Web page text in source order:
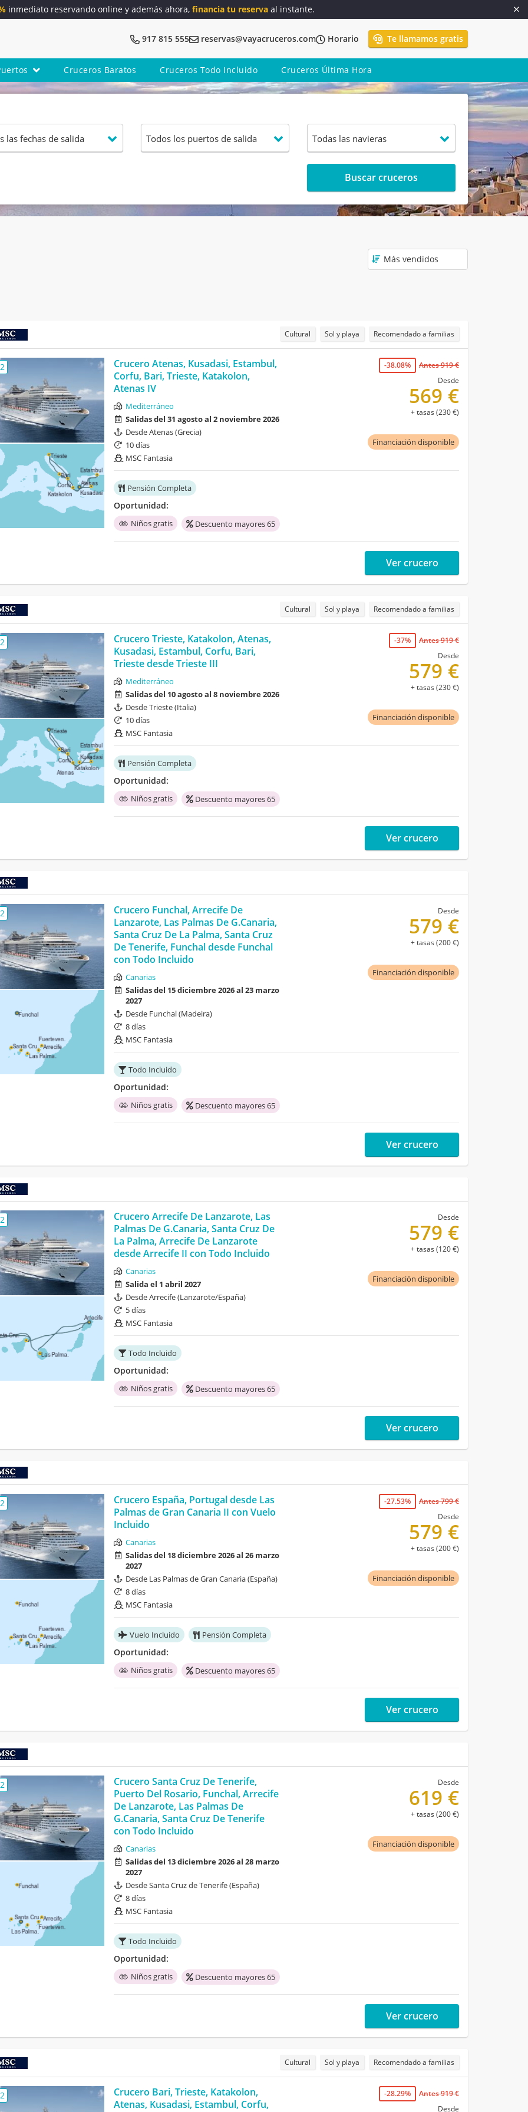
inmediato reservando online y además ahora, financia tu reserva al instante.
917 815 555 reservas@vayacruceros.com Horario Te llamamos gratis
Cruceros Baratos Cruceros Todo Incluido Cruceros Última Hora
Buscar cruceros
Cultural Sol y playa Recomendado a familias
Crucero Atenas, Kusadasi, Estambul,
Corfu, Bari, Trieste, Katakolon,
Atenas IV
Mediterráneo
Salidas del 31 agosto al 2 noviembre 2026
Desde Atenas (Grecia)
10 días
MSC Fantasia
Pensión Completa
Oportunidad:
Niños gratis Descuento mayores 65
Financiación disponible
-38.08%
Antes 919 €
Desde
569 €
+ tasas (230 €)
Ver crucero
Cultural Sol y playa Recomendado a familias
Crucero Trieste, Katakolon, Atenas,
Kusadasi, Estambul, Corfu, Bari,
Trieste desde Trieste III
Mediterráneo
Salidas del 10 agosto al 8 noviembre 2026
Desde Trieste (Italia)
10 días
MSC Fantasia
Pensión Completa
Oportunidad:
Niños gratis Descuento mayores 65
Financiación disponible
-37%
Antes 919 €
Desde
579 €
+ tasas (230 €)
Ver crucero
Crucero Funchal, Arrecife De
Lanzarote, Las Palmas De G.Canaria,
Santa Cruz De La Palma, Santa Cruz
De Tenerife, Funchal desde Funchal
con Todo Incluido
Canarias
Salidas del 15 diciembre 2026 al 23 marzo
2027
Desde Funchal (Madeira)
8 días
MSC Fantasia
Todo Incluido
Oportunidad:
Niños gratis Descuento mayores 65
Financiación disponible
Desde
579 €
+ tasas (200 €)
Ver crucero
Crucero Arrecife De Lanzarote, Las
Palmas De G.Canaria, Santa Cruz De
La Palma, Arrecife De Lanzarote
desde Arrecife II con Todo Incluido
Canarias
Salida el 1 abril 2027
Desde Arrecife (Lanzarote/España)
5 días
MSC Fantasia
Todo Incluido
Oportunidad:
Niños gratis Descuento mayores 65
Financiación disponible
Desde
579 €
+ tasas (120 €)
Ver crucero
Crucero España, Portugal desde Las
Palmas de Gran Canaria II con Vuelo
Incluido
Canarias
Salidas del 18 diciembre 2026 al 26 marzo
2027
Desde Las Palmas de Gran Canaria (España)
8 días
MSC Fantasia
Vuelo Incluido Pensión Completa
Oportunidad:
Niños gratis Descuento mayores 65
Financiación disponible
-27.53%
Antes 799 €
Desde
579 €
+ tasas (200 €)
Ver crucero
Crucero Santa Cruz De Tenerife,
Puerto Del Rosario, Funchal, Arrecife
De Lanzarote, Las Palmas De
G.Canaria, Santa Cruz De Tenerife
con Todo Incluido
Canarias
Salidas del 13 diciembre 2026 al 28 marzo
2027
Desde Santa Cruz de Tenerife (España)
8 días
MSC Fantasia
Todo Incluido
Oportunidad:
Niños gratis Descuento mayores 65
Financiación disponible
Desde
619 €
+ tasas (200 €)
Ver crucero
Cultural Sol y playa Recomendado a familias
Crucero Bari, Trieste, Katakolon,
Atenas, Kusadasi, Estambul, Corfu,
-28.29%
Antes 919 €
Desde